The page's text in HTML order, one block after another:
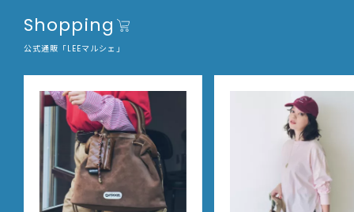
Shopping
公式通販「LEEマルシェ」